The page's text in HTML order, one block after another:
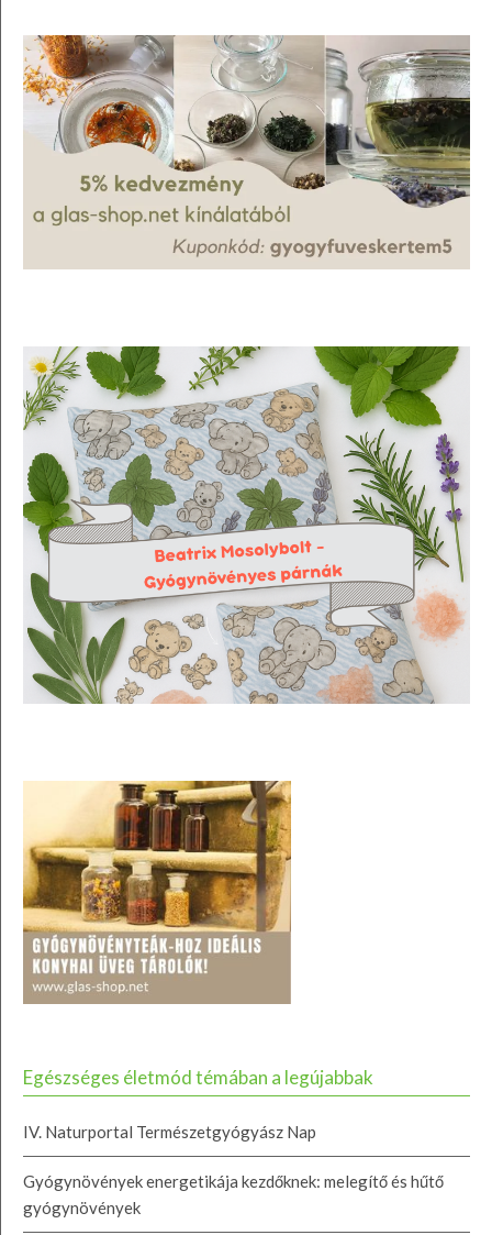
Egészséges életmód témában a legújabbak
IV. Naturportal Természetgyógyász Nap
Gyógynövények energetikája kezdőknek: melegítő és hűtő
gyógynövények